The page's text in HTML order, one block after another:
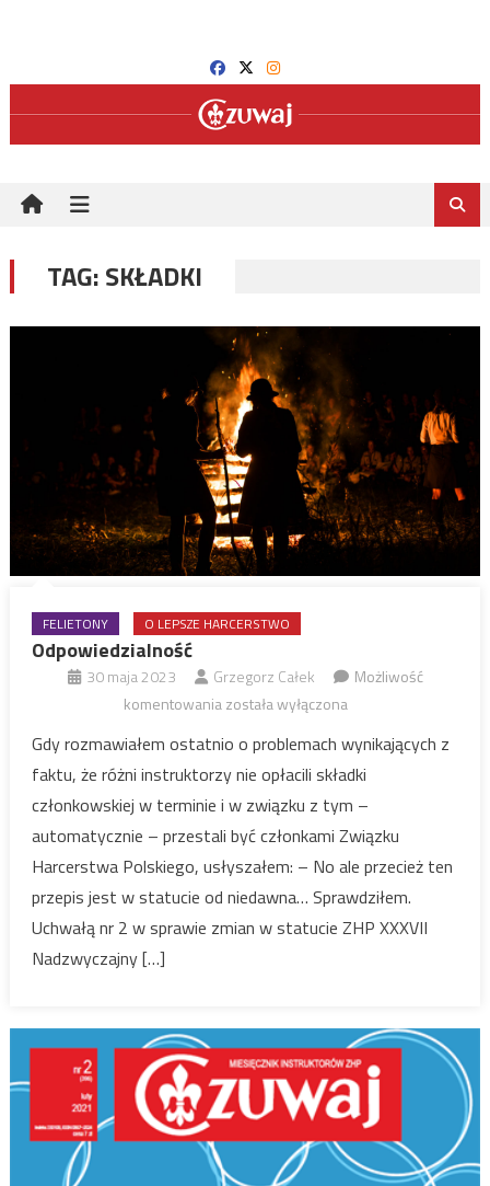
TAG:SKŁADKI
FELIETONY O LEPSZE HARCERSTWO
Odpowiedzialność
30 maja 2023 Grzegorz Całek
Możliwość
komentowaniaOdpowiedzialność
została wyłączona
Gdy rozmawiałem ostatnio o problemach wynikających z
faktu, że różni instruktorzy nie opłacili składki
członkowskiej w terminie i w związku z tym –
automatycznie – przestali być członkami Związku
Harcerstwa Polskiego, usłyszałem: – No ale przecież ten
przepis jest w statucie od niedawna… Sprawdziłem.
Uchwałą nr 2 w sprawie zmian w statucie ZHP XXXVII
Nadzwyczajny […]